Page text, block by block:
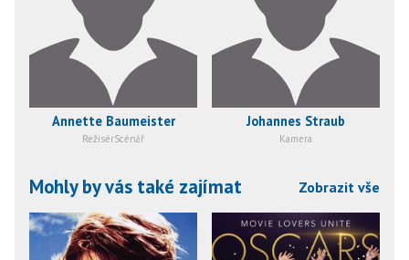
Annette Baumeister
RežisérScénář
Johannes Straub
Kamera
Mohly by vás také zajímat Zobrazit vše